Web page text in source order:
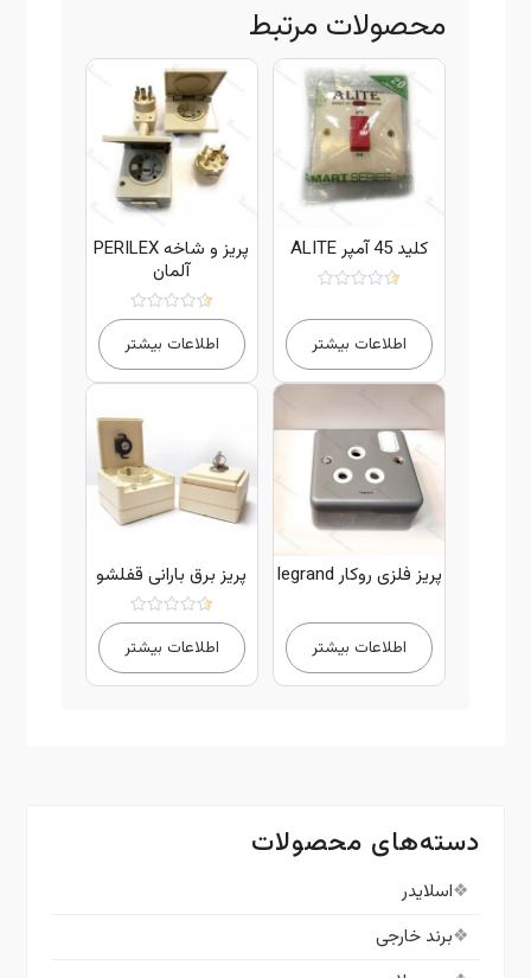
محصولات مرتبط
کلید 45 آمپر ALITE
5.00
از 5
اطلاعات بیشتر
پریز و شاخه PERILEX
آلمان
امتیاز
5.00
از 5
اطلاعات بیشتر
پریز فلزی روکار legrand
اطلاعات بیشتر
پریز برق بارانی قفلشو
امتیاز
5.00
از 5
اطلاعات بیشتر
دسته‌های محصولات
اسلایدر
برند خارجی